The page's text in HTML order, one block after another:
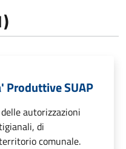
SUAP
autorizzazioni
di
comunale.